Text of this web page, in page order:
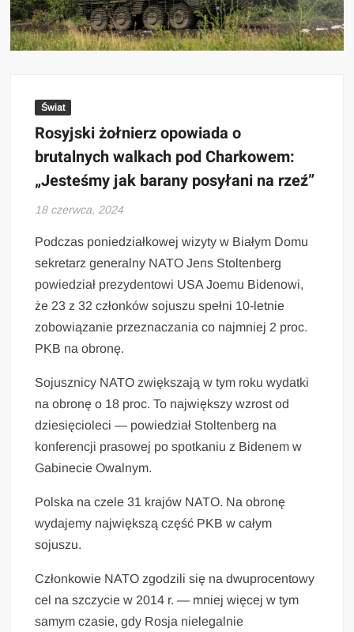
Świat
Rosyjski żołnierz opowiada o
brutalnych walkach pod Charkowem:
„Jesteśmy jak barany posyłani na rzeź”
18 czerwca, 2024
Podczas poniedziałkowej wizyty w Białym Domu
sekretarz generalny NATO Jens Stoltenberg
powiedział prezydentowi USA Joemu Bidenowi,
że 23 z 32 członków sojuszu spełni 10-letnie
zobowiązanie przeznaczania co najmniej 2 proc.
PKB na obronę.
Sojusznicy NATO zwiększają w tym roku wydatki
na obronę o 18 proc. To największy wzrost od
dziesięcioleci — powiedział Stoltenberg na
konferencji prasowej po spotkaniu z Bidenem w
Gabinecie Owalnym.
Polska na czele 31 krajów NATO. Na obronę
wydajemy największą część PKB w całym
sojuszu.
Członkowie NATO zgodzili się na dwuprocentowy
cel na szczycie w 2014 r. — mniej więcej w tym
samym czasie, gdy Rosja nielegalnie